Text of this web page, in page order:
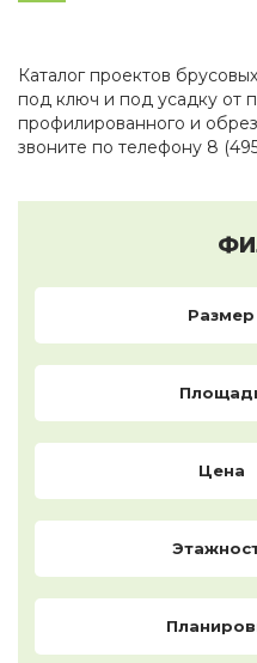
Каталог проектов
под ключ и под усадку от
профилированного и
звоните по телефону 8
Размер
Цена